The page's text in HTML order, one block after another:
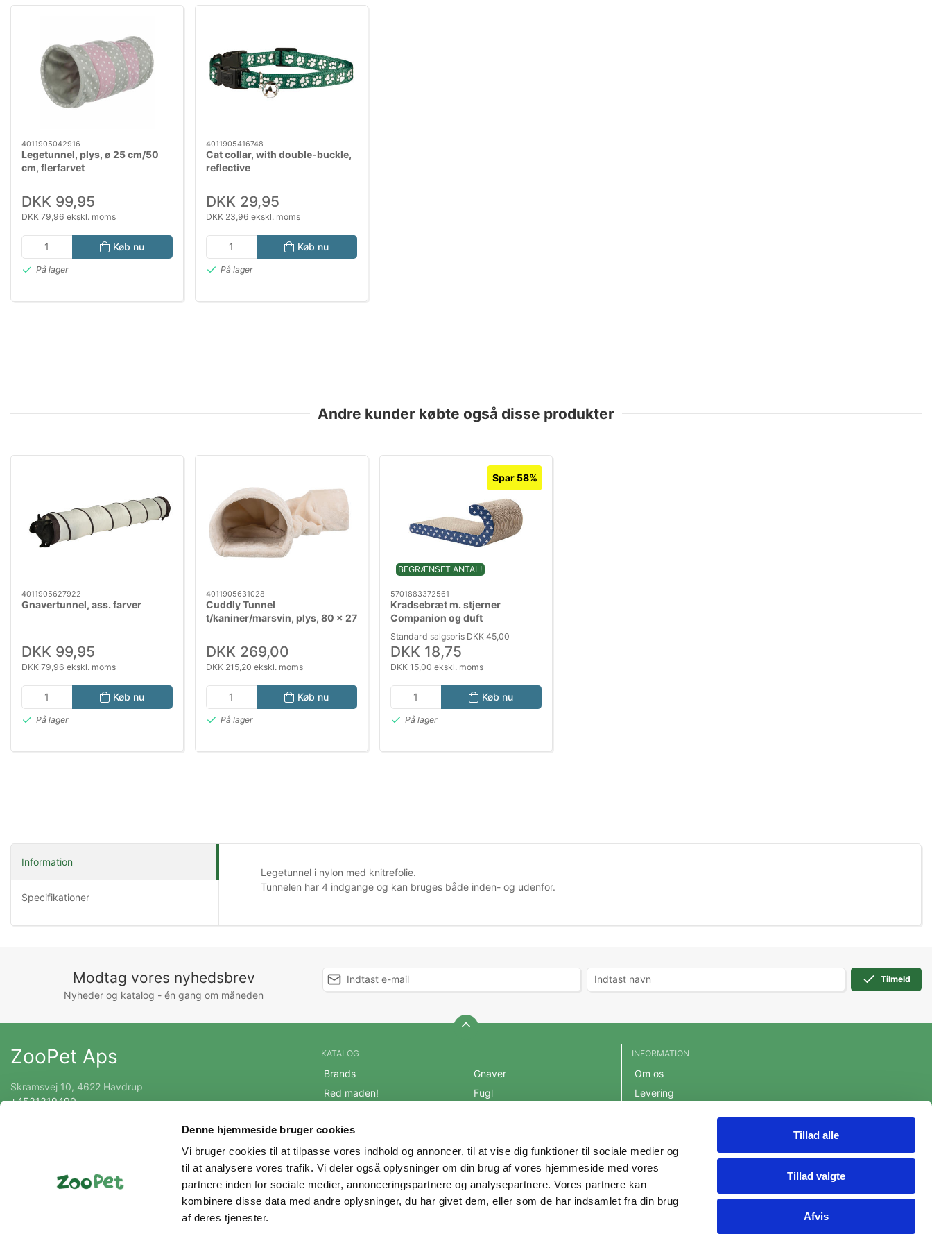
Denne hjemmeside bruger cookies
Vi bruger cookies til at tilpasse vores indhold og annoncer, til at vise dig funktioner til sociale medier og
til at analysere vores trafik. Vi deler også oplysninger om din brug af vores hjemmeside med vores
partnere inden for sociale medier, annonceringspartnere og analysepartnere. Vores partnere kan
kombinere disse data med andre oplysninger, du har givet dem, eller som de har indsamlet fra din brug
af deres tjenester.
Tillad alle
Tillad valgte
Afvis
4011905042916
Legetunnel, plys, ø 25 cm/50
cm, flerfarvet
DKK 99,95
DKK 79,96 ekskl. moms
Køb nu
På lager
4011905416748
Cat collar, with double-buckle,
reflective
DKK 29,95
DKK 23,96 ekskl. moms
Køb nu
På lager
Andre kunder købte også disse produkter
4011905627922
Gnavertunnel, ass. farver
DKK 99,95
DKK 79,96 ekskl. moms
Køb nu
På lager
4011905631028
Cuddly Tunnel
t/kaniner/marsvin, plys, 80 x 27
DKK 269,00
DKK 215,20 ekskl. moms
Køb nu
På lager
BEGRÆNSET ANTAL!
Spar 58%
5701883372561
Kradsebræt m. stjerner
Companion og duft
Standard salgspris DKK 45,00
DKK 18,75
DKK 15,00 ekskl. moms
Køb nu
På lager
Information
Specifikationer
Legetunnel i nylon med knitrefolie.
Tunnelen har 4 indgange og kan bruges både inden- og udenfor.
Modtag vores nyhedsbrev
Nyheder og katalog - én gang om måneden
Tilmeld
ZooPet Aps
Skramsvej 10, 4622 Havdrup
+4531319490
KATALOG
Brands
Red maden!
Mest populære varer
OUTLET
Hund
Kat
Gnaver
Fugl
Hest
Andre Dyr
Veterinærfoder
INFORMATION
Om os
Levering
Persondatapolitik
Fortrydelsesret